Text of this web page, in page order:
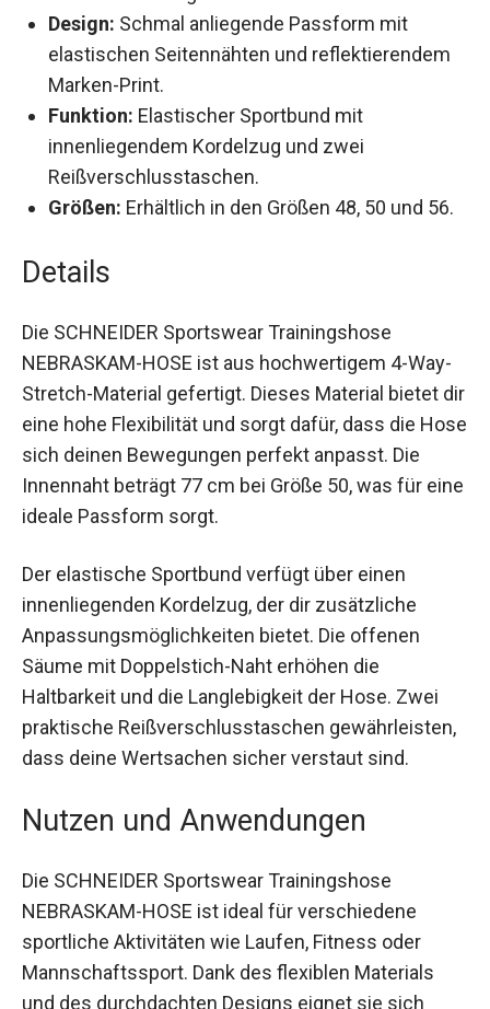
elastischen Seitennähten und reflektierendem
Marken-Print.
Funktion: Elastischer Sportbund mit
innenliegendem Kordelzug und zwei
Reißverschlusstaschen.
Größen:Erhältlich in den Größen 48, 50 und
56.
Details
Die SCHNEIDER Sportswear Trainingshose
NEBRASKAM-HOSE ist aus hochwertigem 4-Way-
Stretch-Material gefertigt. Dieses Material bietet
dir eine hohe Flexibilität und sorgt dafür, dass die
Hose sich deinen Bewegungen perfekt anpasst.
Die Innennaht beträgt 77 cm bei Größe 50, was
für eine ideale Passform sorgt.
Der elastische Sportbund verfügt über einen
innenliegenden Kordelzug, der dir zusätzliche
Anpassungsmöglichkeiten bietet. Die offenen
Säume mit Doppelstich-Naht erhöhen die
Haltbarkeit und die Langlebigkeit der Hose. Zwei
praktische Reißverschlusstaschen
gewährleisten, dass deine Wertsachen sicher
Nutzen und Anwendungen
Die SCHNEIDER Sportswear Trainingshose
NEBRASKAM-HOSE ist ideal für verschiedene
sportliche Aktivitäten wie Laufen, Fitness oder
Mannschaftssport. Dank des flexiblen Materials